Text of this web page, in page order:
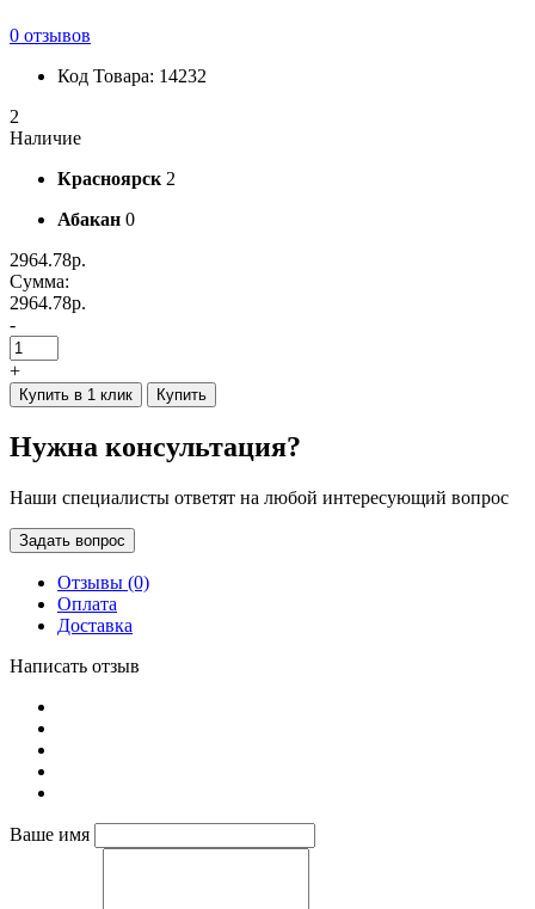
0 отзывов
Код Товара: 14232
2
Наличие
Красноярск 2
Абакан 0
2964.78р.
Сумма:
2964.78р.
-
+
Купить в 1 клик Купить
Нужна консультация?
Наши специалисты ответят на любой интересующий вопрос
Задать вопрос
Отзывы (0)
Оплата
Доставка
Написать отзыв
Ваше имя